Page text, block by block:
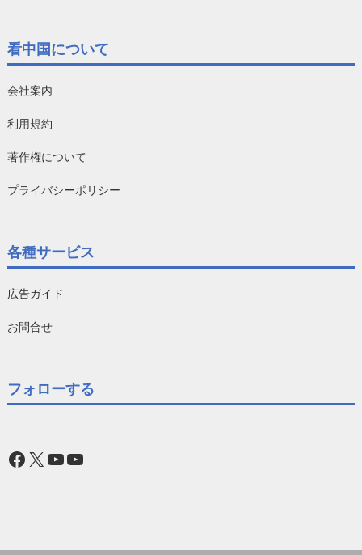
看中国について
会社案内
利用規約
著作権について
プライバシーポリシー
各種サービス
広告ガイド
お問合せ
フォローする
Facebook
X YouTube
YouTube